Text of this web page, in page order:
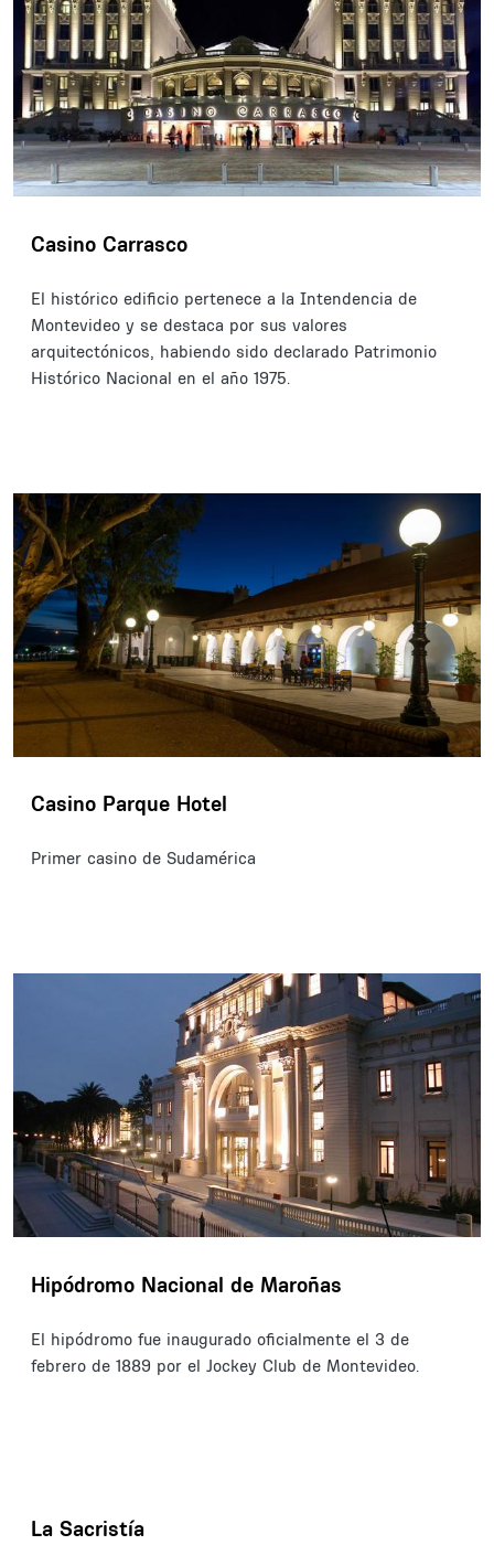
Casino Carrasco
El histórico edificio pertenece a la Intendencia de
Montevideo y se destaca por sus valores
arquitectónicos, habiendo sido declarado Patrimonio
Histórico Nacional en el año 1975.
Casino Parque Hotel
Primer casino de Sudamérica
Hipódromo Nacional de Maroñas
El hipódromo fue inaugurado oficialmente el 3 de
febrero de 1889 por el Jockey Club de Montevideo.
La Sacristía